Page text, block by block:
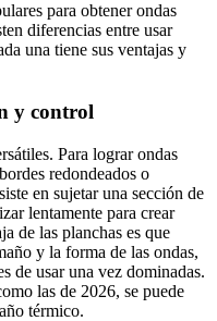
para obtener ondas
diferencias entre usar
una tiene sus ventajas y
y control
Para lograr ondas
redondeados o
en sujetar una sección de
lentamente para crear
de las planchas es que
y la forma de las ondas,
de usar una vez dominadas.
las de 2026, se puede
térmico.